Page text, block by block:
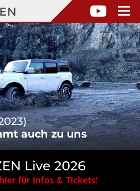
auch zu uns
Live 2026
für Infos & Tickets!